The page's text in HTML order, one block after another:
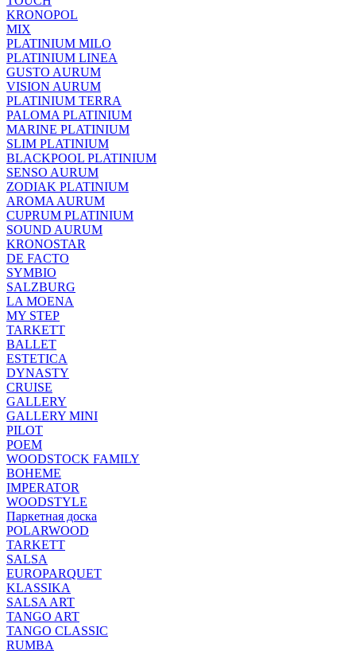
KRONOPOL
MIX
PLATINIUM MILO
PLATINIUM LINEA
GUSTO AURUM
VISION AURUM
PLATINIUM TERRA
PALOMA PLATINIUM
MARINE PLATINIUM
SLIM PLATINIUM
BLACKPOOL PLATINIUM
SENSO AURUM
ZODIAK PLATINIUM
AROMA AURUM
CUPRUM PLATINIUM
SOUND AURUM
KRONOSTAR
DE FACTO
SYMBIO
SALZBURG
LA MOENA
MY STEP
TARKETT
BALLET
ESTETICA
DYNASTY
CRUISE
GALLERY
GALLERY MINI
PILOT
POEM
WOODSTOCK FAMILY
BOHEME
IMPERATOR
WOODSTYLE
Паркетная доска
POLARWOOD
TARKETT
SALSA
EUROPARQUET
KLASSIKA
SALSA ART
TANGO ART
TANGO CLASSIC
RUMBA